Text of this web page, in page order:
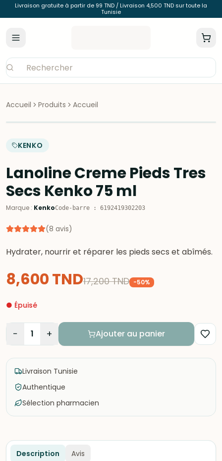
Livraison gratuite à partir de 99 TND / Livraison 4,500 TND sur toute la
Tunisie
Accueil Produits Accueil
KENKO
Lanoline Creme Pieds Tres
Secs Kenko 75 ml
Marque : KenkoCode-barre : 6192419302203
(8 avis)
Hydrater, nourrir et réparer les pieds secs et abîmés.
8,600TND17,200 TND -50%
● Épuisé
− 1 + Ajouter au panier
Livraison Tunisie
Authentique
Sélection pharmacien
Description Avis